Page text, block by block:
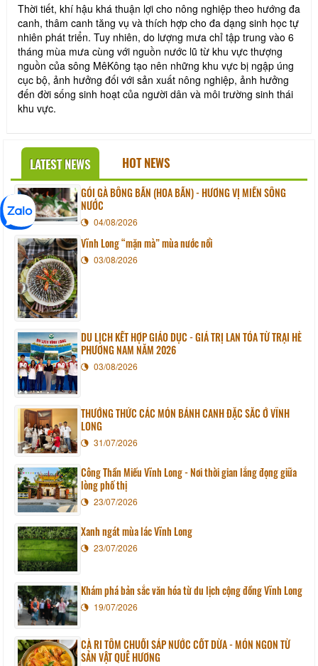
Thời tiết, khí hậu khá thuận lợi cho nông nghiệp theo hướng đa
canh, thâm canh tăng vụ và thích hợp cho đa dạng sinh học tự
nhiên phát triển. Tuy nhiên, do lượng mưa chỉ tập trung vào 6
tháng mùa mưa cùng với nguồn nước lũ từ khu vực thượng
nguồn của sông MêKông tạo nên những khu vực bị ngập úng
cục bộ, ảnh hưởng đối với sản xuất nông nghiệp, ảnh hưởng
đến đời sống sinh hoạt của người dân và môi trường sinh thái
khu vực.
LATEST NEWS HOT NEWS
GỎI GÀ BÔNG BẦN (HOA BẦN) - HƯƠNG VỊ MIỀN SÔNG
NƯỚC
04/08/2026
Vĩnh Long “mặn mà” mùa nước nổi
03/08/2026
DU LỊCH KẾT HỢP GIÁO DỤC - GIÁ TRỊ LAN TỎA TỪ TRẠI HÈ
PHƯƠNG NAM NĂM 2026
03/08/2026
THƯỞNG THỨC CÁC MÓN BÁNH CANH ĐẶC SẮC Ở VĨNH
LONG
31/07/2026
Công Thần Miếu Vĩnh Long - Nơi thời gian lắng đọng giữa
lòng phố thị
23/07/2026
Xanh ngát mùa lác Vĩnh Long
23/07/2026
Khám phá bản sắc văn hóa từ du lịch cộng đồng Vĩnh Long
19/07/2026
CÀ RI TÔM CHUỐI SÁP NƯỚC CỐT DỪA - MÓN NGON TỪ
SẢN VẬT QUÊ HƯƠNG